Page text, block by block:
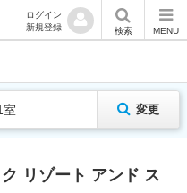
ログイン
新規登録
検索 MENU
室 変更
リゾート アンド ス